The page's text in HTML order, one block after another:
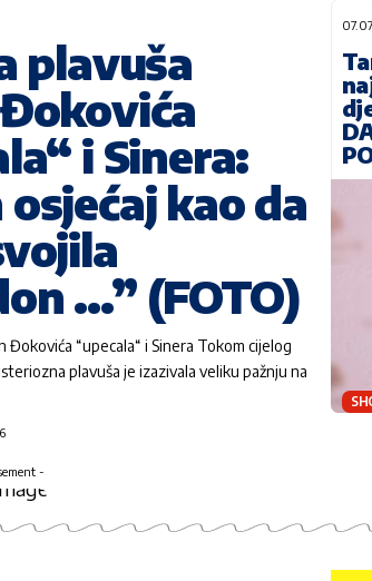
plavuša
i Sinera:
kao da
…” (FOTO)
Đokovića “upecala“ i Sinera Tokom cijelog
plavuša je izazivala veliku pažnju na
-